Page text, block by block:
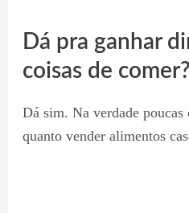
Dá pra ganhar
coisas de comer?
Dá sim. Na verdade poucas
quanto vender alimentos